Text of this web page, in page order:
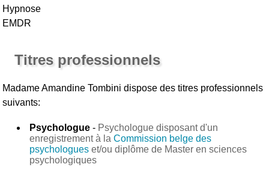
Hypnose
EMDR
Titres professionnels
Madame Amandine Tombini dispose des titres professionnels
suivants:
Psychologue - Psychologue disposant d'un
enregistrement à laCommission belge des
psychologues et/ou diplôme de Master en sciences
psychologiques